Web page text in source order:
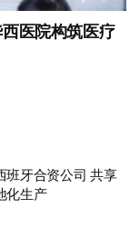
医院构筑医疗
班牙合资公司 共享
化生产